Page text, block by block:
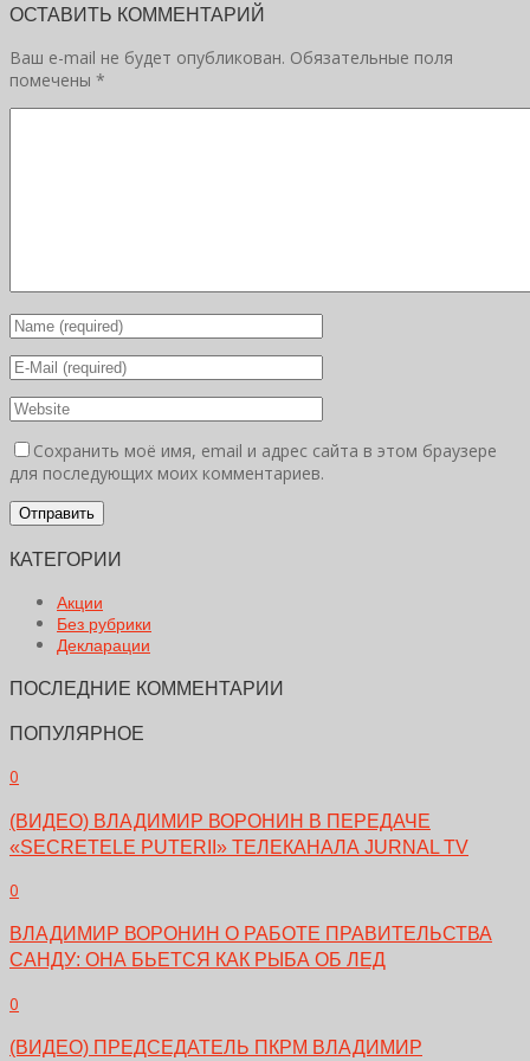
ОСТАВИТЬ КОММЕНТАРИЙ
Ваш e-mail не будет опубликован. Обязательные поля
помечены *
Сохранить моё имя, email и адрес сайта в этом браузере
для последующих моих комментариев.
КАТЕГОРИИ
Акции
Без рубрики
Декларации
ПОСЛЕДНИЕ КОММЕНТАРИИ
ПОПУЛЯРНОЕ
0
(ВИДЕО) ВЛАДИМИР ВОРОНИН В ПЕРЕДАЧЕ
«SECRETELE PUTERII» ТЕЛЕКАНАЛА JURNAL TV
0
ВЛАДИМИР ВОРОНИН О РАБОТЕ ПРАВИТЕЛЬСТВА
САНДУ: ОНА БЬЕТСЯ КАК РЫБА ОБ ЛЕД
0
(ВИДЕО) ПРЕДСЕДАТЕЛЬ ПКРМ ВЛАДИМИР